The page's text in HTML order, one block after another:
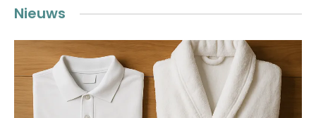
Nieuws